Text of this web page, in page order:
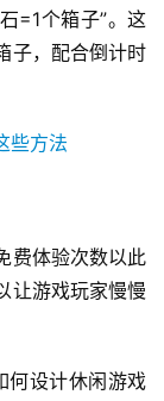
=1个箱子”。这
子，配合倒计时
费体验次数以此
让游戏玩家慢慢
何设计休闲游戏